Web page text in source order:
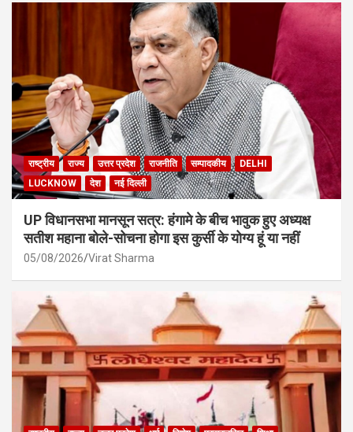
राष्ट्रीय राज्य उत्तर प्रदेश राजनीति सम्पादकीय
DELHI
LUCKNOW
देश नई दिल्ली
UP विधानसभा मानसून सत्र: हंगामे के बीच भावुक हुए अध्यक्ष
सतीश महाना बोले-सोचना होगा इस कुर्सी के योग्य हूं या नहीं
05/08/2026 Virat Sharma